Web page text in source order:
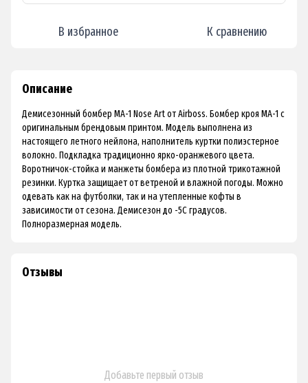
В избранное К сравнению
Описание
Демисезонный бомбер MA-1 Nose Art от Airboss. Бомбер кроя МА-1 с
оригинальным брендовым принтом. Модель выполнена из
настоящего летного нейлона, наполнитель куртки полиэстерное
волокно. Подкладка традиционно ярко-оранжевого цвета.
Воротничок-стойка и манжеты бомбера из плотной трикотажной
резинки. Куртка защищает от ветреной и влажной погоды. Можно
одевать как на футболки, так и на утепленные кофты в
зависимости от сезона. Демисезон до -5С градусов.
Полноразмерная модель.
Отзывы
Добавьте первый отзыв